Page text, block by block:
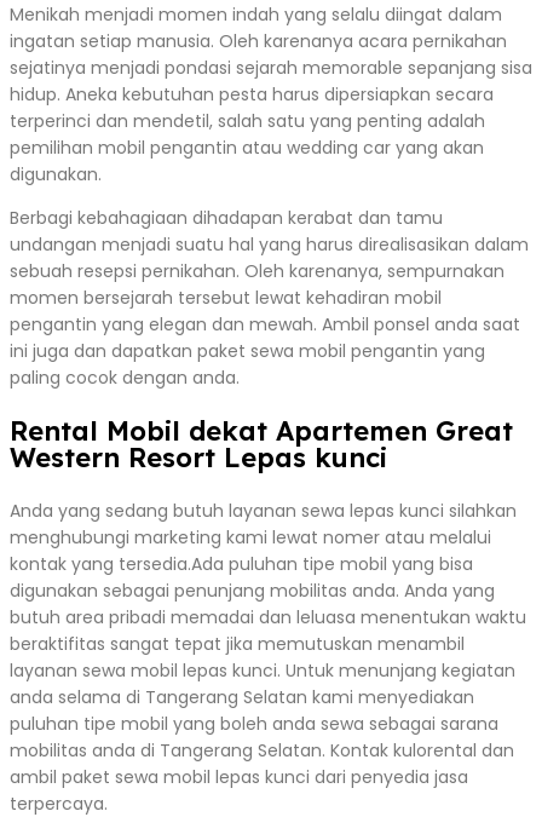
Menikah menjadi momen indah yang selalu diingat dalam
ingatan setiap manusia. Oleh karenanya acara pernikahan
sejatinya menjadi pondasi sejarah memorable sepanjang sisa
hidup. Aneka kebutuhan pesta harus dipersiapkan secara
terperinci dan mendetil, salah satu yang penting adalah
pemilihan mobil pengantin atau wedding car yang akan
digunakan.
Berbagi kebahagiaan dihadapan kerabat dan tamu
undangan menjadi suatu hal yang harus direalisasikan dalam
sebuah resepsi pernikahan. Oleh karenanya, sempurnakan
momen bersejarah tersebut lewat kehadiran mobil
pengantin yang elegan dan mewah. Ambil ponsel anda saat
ini juga dan dapatkan paket sewa mobil pengantin yang
paling cocok dengan anda.
Rental Mobil dekat Apartemen Great
Western Resort Lepas kunci
Anda yang sedang butuh layanan sewa lepas kunci silahkan
menghubungi marketing kami lewat nomer atau melalui
kontak yang tersedia.Ada puluhan tipe mobil yang bisa
digunakan sebagai penunjang mobilitas anda. Anda yang
butuh area pribadi memadai dan leluasa menentukan waktu
beraktifitas sangat tepat jika memutuskan menambil
layanan sewa mobil lepas kunci. Untuk menunjang kegiatan
anda selama di Tangerang Selatan kami menyediakan
puluhan tipe mobil yang boleh anda sewa sebagai sarana
mobilitas anda di Tangerang Selatan. Kontak kulorental dan
ambil paket sewa mobil lepas kunci dari penyedia jasa
terpercaya.